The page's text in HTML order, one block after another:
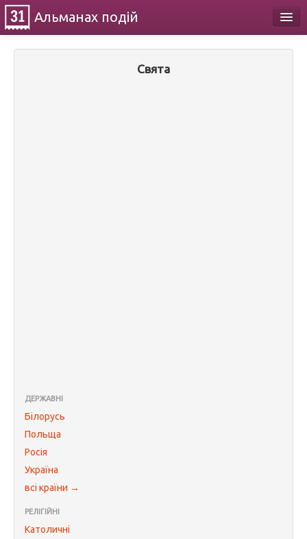
Альманах подій
Свята
ДЕРЖАВНІ
Білорусь
Польща
Росія
Україна
всі країни →
РЕЛІГІЙНІ
Католичні